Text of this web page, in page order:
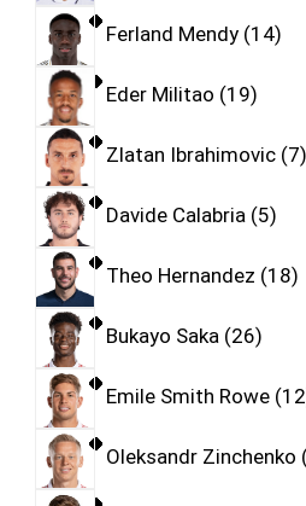
Ferland Mendy 14
Eder Militao 19
Zlatan Ibrahimovic 7
Davide Calabria 5
Theo Hernandez 18
Bukayo Saka 26
Emile Smith Rowe 12
Oleksandr Zinchenko